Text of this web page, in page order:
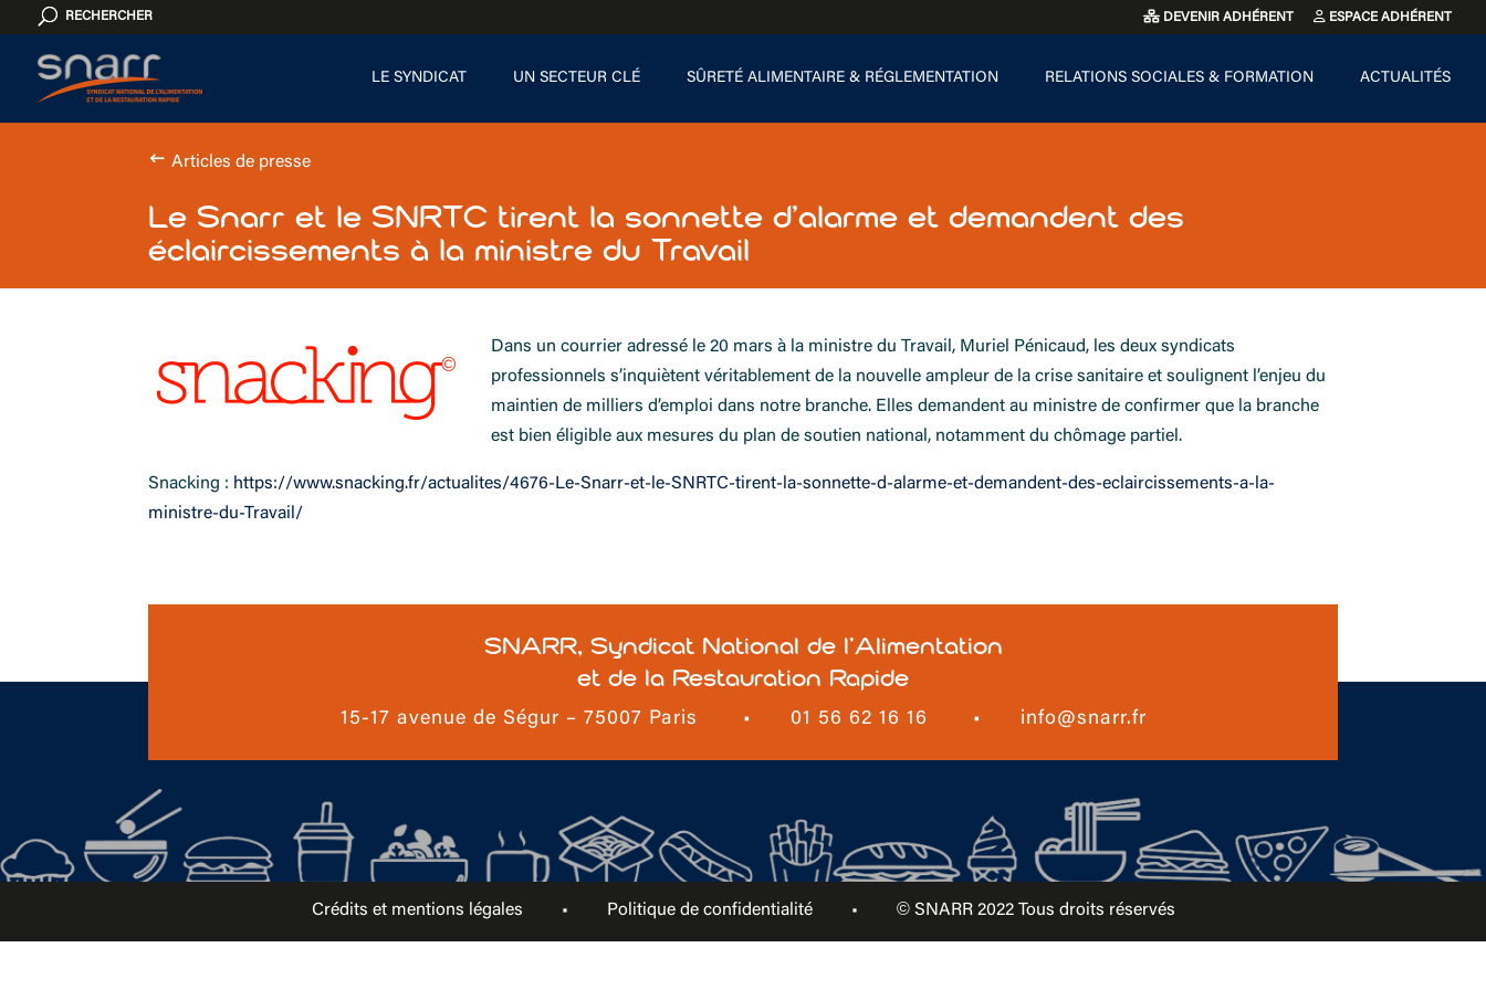
RECHERCHER DEVENIR ADHÉRENT ESPACE ADHÉRENT
LE SYNDICAT UN SECTEUR CLÉ SÛRETÉ ALIMENTAIRE & RÉGLEMENTATION RELATIONS SOCIALES & FORMATION ACTUALITÉS
Articles de presse
Le Snarr et le SNRTC tirent la sonnette d’alarme et demandent des
éclaircissements à la ministre du Travail
Dans un courrier adressé le 20 mars à la ministre du Travail, Muriel Pénicaud, les deux syndicats
professionnels s’inquiètent véritablement de la nouvelle ampleur de la crise sanitaire et soulignent l’enjeu du
maintien de milliers d’emploi dans notre branche. Elles demandent au ministre de confirmer que la branche
est bien éligible aux mesures du plan de soutien national, notamment du chômage partiel.
Snacking : https://www.snacking.fr/actualites/4676-Le-Snarr-et-le-SNRTC-tirent-la-sonnette-d-alarme-et-demandent-des-eclaircissements-a-la-
ministre-du-Travail/
SNARR, Syndicat National de l’Alimentation
et de la Restauration Rapide
15-17 avenue de Ségur – 75007 Paris • 01 56 62 16 16 • info@snarr.fr
Crédits et mentions légales • Politique de confidentialité • © SNARR 2022 Tous droits réservés
Cookies management panel